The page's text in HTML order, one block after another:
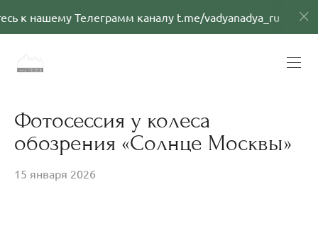
нашему Телеграмм каналу t.me/vadyanadya_ru
Фотосессия у колеса
обозрения «Солнце Москвы»
15 января 2026